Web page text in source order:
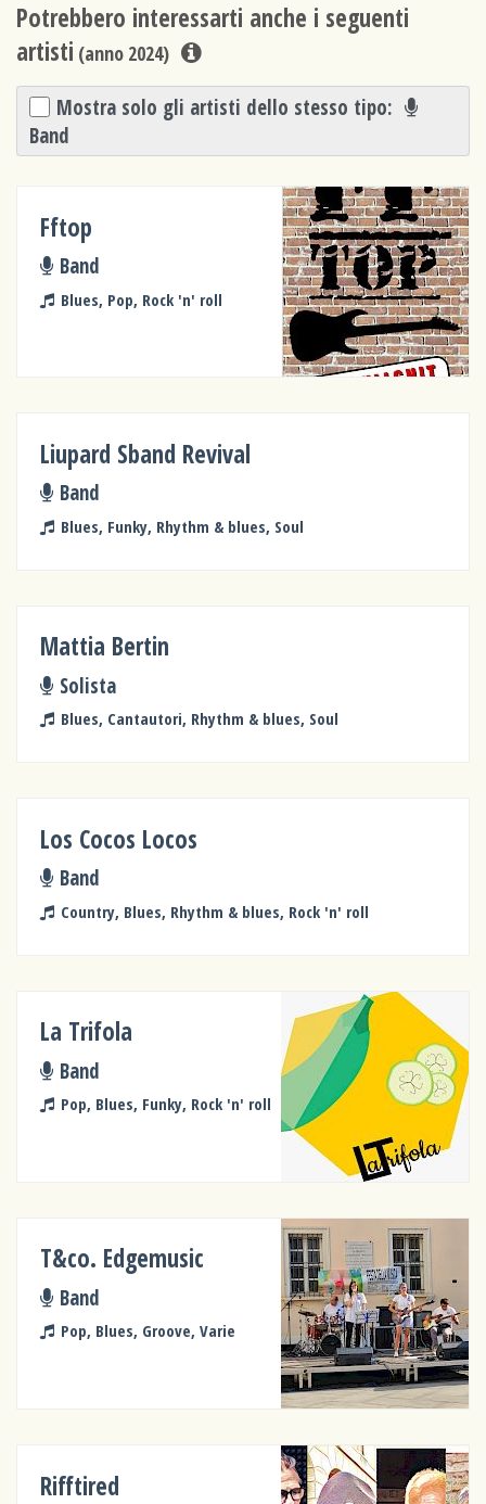
Potrebbero interessarti anche i seguenti
artisti (anno 2024)
Mostra solo gli artisti dello stesso tipo:
Band
Fftop
Band
Blues, Pop, Rock 'n' roll
Liupard Sband Revival
Band
Blues, Funky, Rhythm & blues, Soul
Mattia Bertin
Solista
Blues, Cantautori, Rhythm & blues, Soul
Los Cocos Locos
Band
Country, Blues, Rhythm & blues, Rock 'n' roll
La Trifola
Band
Pop, Blues, Funky, Rock 'n' roll
T&co. Edgemusic
Band
Pop, Blues, Groove, Varie
Rifftired